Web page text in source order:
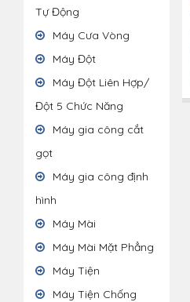
Tự Động
Máy Cưa Vòng
Máy Đột
Máy Đột Liên Hợp/
Đột 5 Chức Năng
Máy gia công cắt
gọt
Máy gia công định
hình
Máy Mài
Máy Mài Mặt Phẳng
Máy Tiện
Máy Tiện Chống